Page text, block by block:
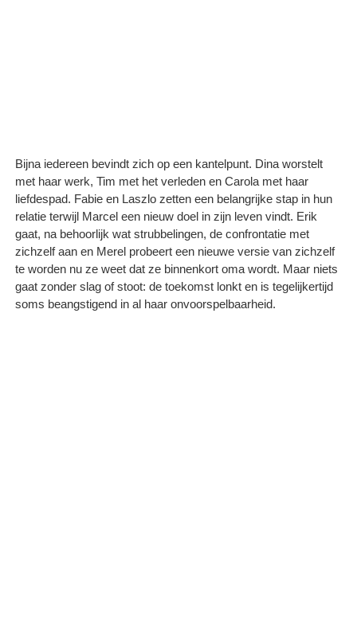
Bijna iedereen bevindt zich op een kantelpunt. Dina worstelt
met haar werk, Tim met het verleden en Carola met haar
liefdespad. Fabie en Laszlo zetten een belangrijke stap in hun
relatie terwijl Marcel een nieuw doel in zijn leven vindt. Erik
gaat, na behoorlijk wat strubbelingen, de confrontatie met
zichzelf aan en Merel probeert een nieuwe versie van zichzelf
te worden nu ze weet dat ze binnenkort oma wordt. Maar niets
gaat zonder slag of stoot: de toekomst lonkt en is tegelijkertijd
soms beangstigend in al haar onvoorspelbaarheid.